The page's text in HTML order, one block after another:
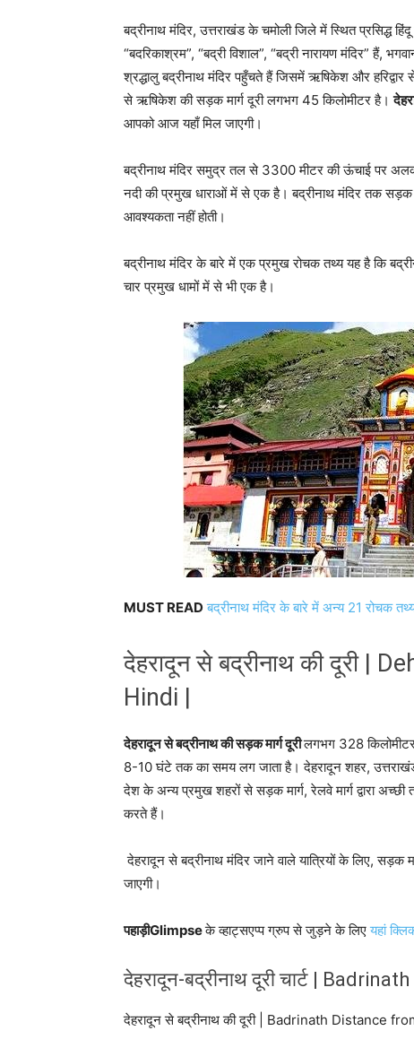
बद्रीनाथ मंदिर, उत्तराखंड के चमोली जिले में स्थित प्रसिद्ध
“बदरिकाश्रम”, “बद्री विशाल”, “बद्री नारायण मंदिर” हैं,
श्रद्धालु बद्रीनाथ मंदिर पहुँचते हैं जिसमें ऋषिकेश और
से ऋषिकेश की सड़क मार्ग दूरी लगभग 45 किलोमीटर है।
आपको आज यहाँ मिल जाएगी।
बद्रीनाथ मंदिर समुद्र तल से 3300 मीटर की ऊंचाई पर
नदी की प्रमुख धाराओं में से एक है। बद्रीनाथ मंदिर तक सड़क
आवश्यकता नहीं होती।
बद्रीनाथ मंदिर के बारे में एक प्रमुख रोचक तथ्य यह है कि
चार प्रमुख धामों में से भी एक है।
MUST READ बद्रीनाथ मंदिर के बारे में अन्य 21 रोचक
देहरादून से बद्रीनाथ की दूरी |
Hindi |
देहरादून से बद्रीनाथ की सड़क मार्ग दूरीलगभग 328 किलोमीटर
8-10 घंटे तक का समय लग जाता है। देहरादून शहर,
देश के अन्य प्रमुख शहरों से सड़क मार्ग, रेलवे मार्ग द्वारा अच्छी
करते हैं।
देहरादून से बद्रीनाथ मंदिर जाने वाले यात्रियों के लिए, सड़क
जाएगी।
पहाड़ीGlimpseके व्हाट्सएप्प ग्रुप से जुड़ने के लिएयहां
देहरादून-बद्रीनाथ दूरी चार्ट |
देहरादून से बद्रीनाथ की दूरी | Badrinath Distance